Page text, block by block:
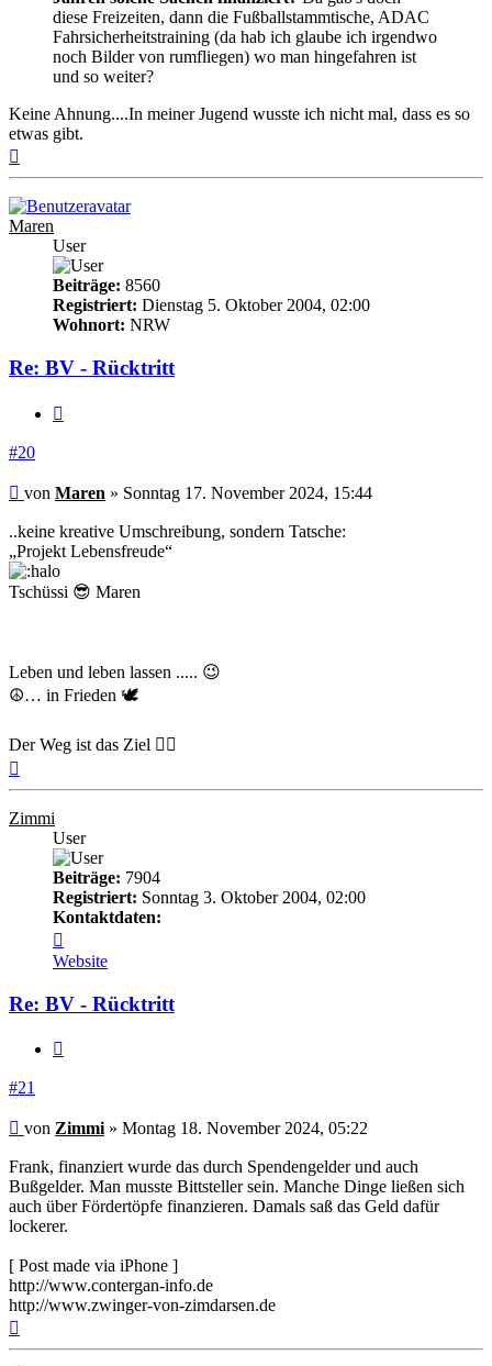
diese Freizeiten, dann die Fußballstammtische, ADAC
Fahrsicherheitstraining (da hab ich glaube ich irgendwo
noch Bilder von rumfliegen) wo man hingefahren ist
und so weiter?
Keine Ahnung....In meiner Jugend wusste ich nicht mal, dass es so
etwas gibt.
oben
Maren
User
Beiträge: 8560
Registriert: Dienstag 5. Oktober 2004, 02:00
Wohnort: NRW
Re: BV - Rücktritt
#20
Beitrag
von Maren » Sonntag 17. November 2024, 15:44
..keine kreative Umschreibung, sondern Tatsche:
„Projekt Lebensfreude“
Tschüssi 😎 Maren
Leben und leben lassen ..... 😉
☮️… in Frieden 🕊
Der Weg ist das Ziel 🚵‍♂️
Zimmi
User
Beiträge: 7904
Registriert: Sonntag 3. Oktober 2004, 02:00
Kontaktdaten:
von
Zimmi
Website
Re: BV - Rücktritt
#21
Beitrag
von Zimmi » Montag 18. November 2024, 05:22
Frank, finanziert wurde das durch Spendengelder und auch
Bußgelder. Man musste Bittsteller sein. Manche Dinge ließen sich
auch über Fördertöpfe finanzieren. Damals saß das Geld dafür
lockerer.
[ Post made via iPhone ]
http://www.contergan-info.de
http://www.zwinger-von-zimdarsen.de